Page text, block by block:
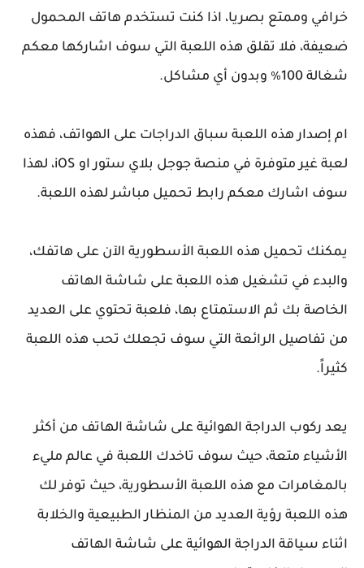
خرافي وممتع بصريا، اذا كنت تستخدم هاتف المحمول
ضعيفة، فلا تقلق هذه اللعبة التي سوف اشاركها معكم
شغالة 100٪ وبدون أي مشاكل.
ام إصدار هذه اللعبة سباق الدراجات على الهواتف، فهذه
لعبة غير متوفرة في منصة جوجل بلاي ستور او iOS، لهذا
سوف اشارك معكم رابط تحميل مباشر لهذه اللعبة.
يمكنك تحميل هذه اللعبة الأسطورية الآن على هاتفك،
والبدء في تشغيل هذه اللعبة على شاشة الهاتف
الخاصة بك ثم الاستمتاع بها، فلعبة تحتوي على العديد
من تفاصيل الرائعة التي سوف تجعلك تحب هذه اللعبة
كثيراً.
يعد ركوب الدراجة الهوائية على شاشة الهاتف من أكثر
الأشياء متعة، حيث سوف تاخدك اللعبة في عالم مليء
بالمغامرات مع هذه اللعبة الأسطورية، حيث توفر لك
هذه اللعبة رؤية العديد من المنظار الطبيعية والخلابة
اثناء سياقة الدراجة الهوائية على شاشة الهاتف